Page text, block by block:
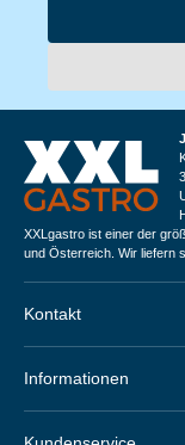
XXLgastro ist einer der
und Österreich. Wir liefern
Kontakt
Informationen